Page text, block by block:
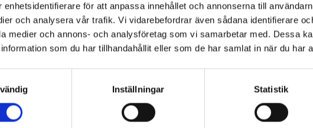
enhetsidentifierare för att anpassa innehållet och annonserna till
och analysera vår trafik. Vi vidarebefordrar även sådana identifierare
medier och annons- och analysföretag som vi samarbetar med. Dessa
som du har tillhandahållit eller som de har samlat in när du har
Inställningar Statistik
* Fyll i denna kod. Detta används för att
kontrollera att det inte är en dator som
fyller i formulär automatiskt.
Jag samtycker till dataskyddspolicyn.
Läs vår dataskyddspolicy här »